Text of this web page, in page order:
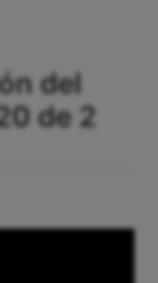
del
de 2